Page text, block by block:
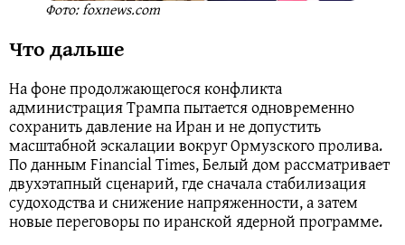
Фото: foxnews.com
Что дальше
На фоне продолжающегося конфликта
администрация Трампа пытается одновременно
сохранить давление на Иран и не допустить
масштабной эскалации вокруг Ормузского пролива.
По данным Financial Times, Белый дом рассматривает
двухэтапный сценарий, где сначала стабилизация
судоходства и снижение напряженности, а затем
новые переговоры по иранской ядерной программе.